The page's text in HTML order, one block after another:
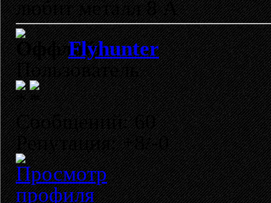
любит металл 8 А
Flyhunter
Пользователь
Сообщений: 60
Репутация: +8/-0